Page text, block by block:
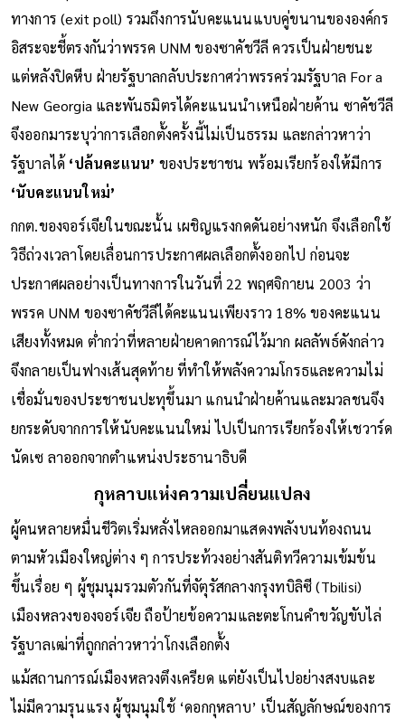
ทางการ (exit poll) รวมถึงการนับคะแนนแบบคู่ขนานขององค์กร
อิสระจะชี้ตรงกันว่าพรรค UNM ของซาคัชวีลี ควรเป็นฝ่ายชนะ
แต่หลังปิดหีบ ฝ่ายรัฐบาลกลับประกาศว่าพรรคร่วมรัฐบาล For a
New Georgia และพันธมิตรได้คะแนนนำเหนือฝ่ายค้าน ซาคัชวีลี
จึงออกมาระบุว่าการเลือกตั้งครั้งนี้ไม่เป็นธรรม และกล่าวหาว่า
รัฐบาลได้ ‘ปล้นคะแนน’ ของประชาชน พร้อมเรียกร้องให้มีการ
‘นับคะแนนใหม่’
กกต.ของจอร์เจียในขณะนั้น เผชิญแรงกดดันอย่างหนัก จึงเลือกใช้
วิธีถ่วงเวลาโดยเลื่อนการประกาศผลเลือกตั้งออกไป ก่อนจะ
ประกาศผลอย่างเป็นทางการในวันที่ 22 พฤศจิกายน 2003 ว่า
พรรค UNM ของซาคัชวีลีได้คะแนนเพียงราว 18% ของคะแนน
เสียงทั้งหมด ต่ำกว่าที่หลายฝ่ายคาดการณ์ไว้มาก ผลลัพธ์ดังกล่าว
จึงกลายเป็นฟางเส้นสุดท้าย ที่ทำให้พลังความโกรธและความไม่
เชื่อมั่นของประชาชนปะทุขึ้นมา แกนนำฝ่ายค้านและมวลชนจึง
ยกระดับจากการให้นับคะแนนใหม่ ไปเป็นการเรียกร้องให้เชวาร์ด
นัดเซ ลาออกจากตำแหน่งประธานาธิบดี
กุหลาบแห่งความเปลี่ยนแปลง
ผู้คนหลายหมื่นชีวิตเริ่มหลั่งไหลออกมาแสดงพลังบนท้องถนน
ตามหัวเมืองใหญ่ต่าง ๆ การประท้วงอย่างสันติทวีความเข้มข้น
ขึ้นเรื่อย ๆ ผู้ชุมนุมรวมตัวกันที่จัตุรัสกลางกรุงทบิลิซี (Tbilisi)
เมืองหลวงของจอร์เจีย ถือป้ายข้อความและตะโกนคำขวัญขับไล่
รัฐบาลเฒ่าที่ถูกกล่าวหาว่าโกงเลือกตั้ง
แม้สถานการณ์เมืองหลวงตึงเครียด แต่ยังเป็นไปอย่างสงบและ
ไม่มีความรุนแรง ผู้ชุมนุมใช้ ‘ดอกกุหลาบ’ เป็นสัญลักษณ์ของการ